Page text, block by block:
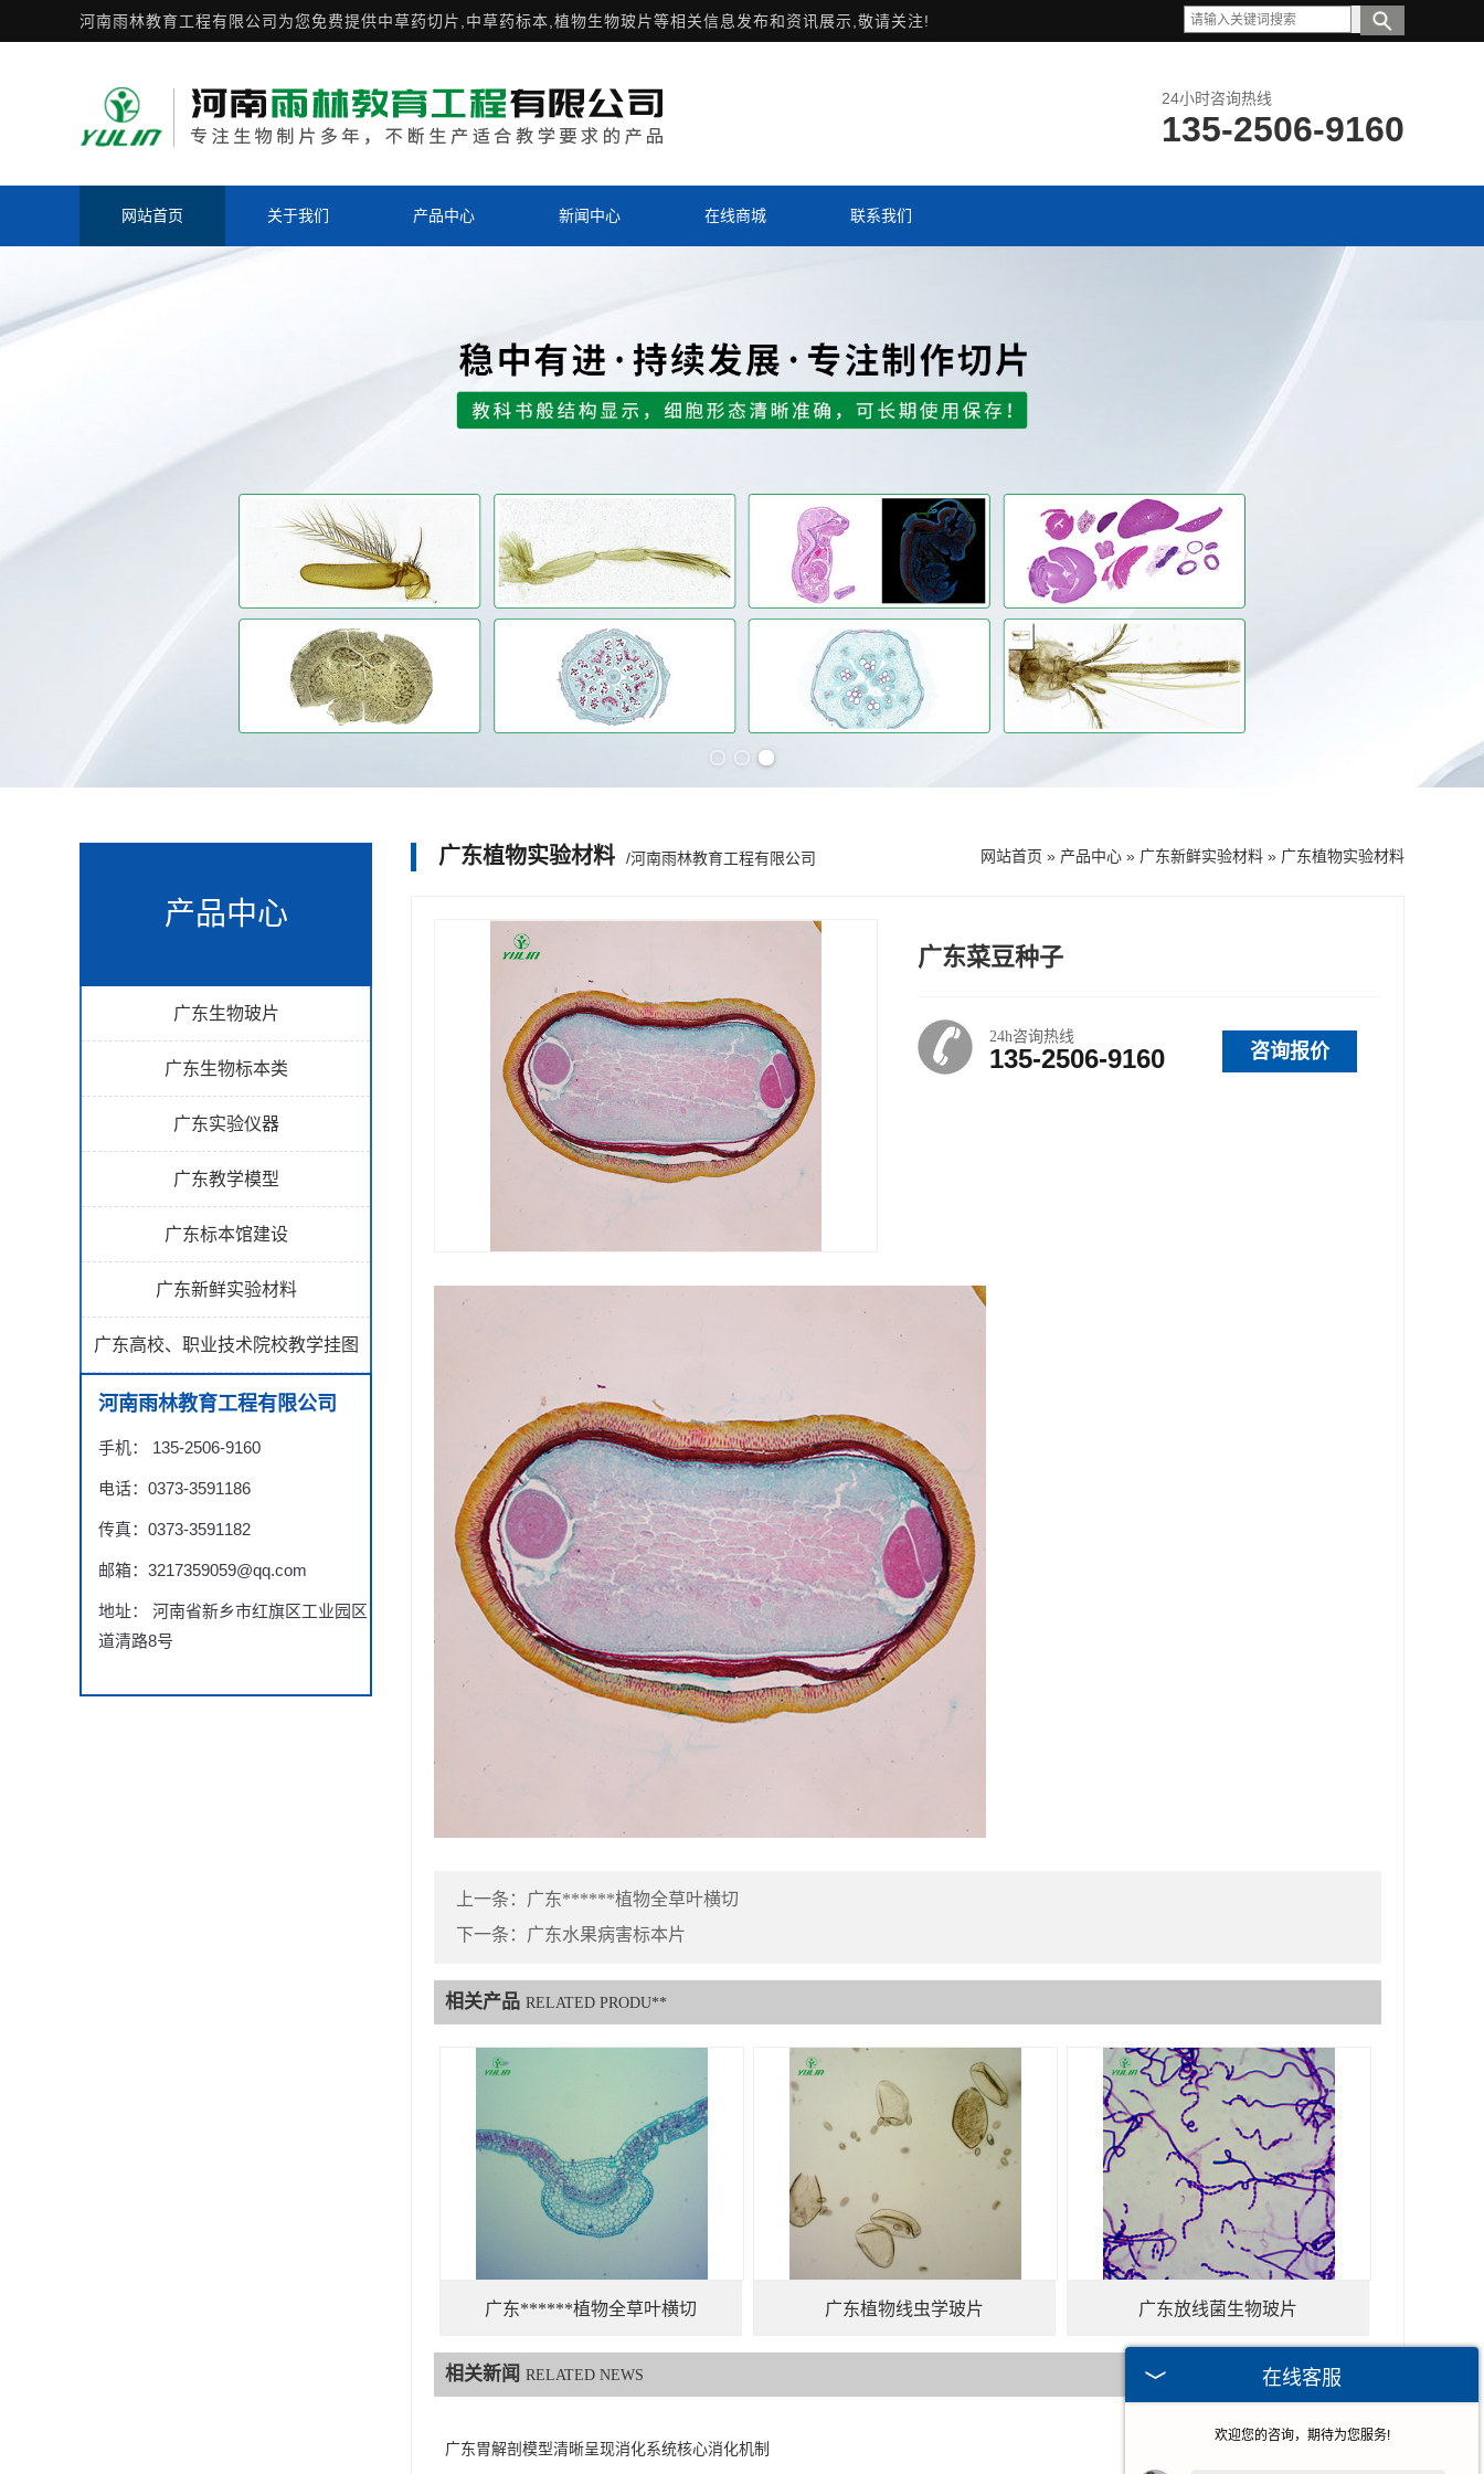
河南雨林教育工程有限公司为您免费提供中草药切片 ,中草药标本,植物生物玻片等相关信息发布和资讯展示,敬请关注!
24小时咨询热线
135-2506-9160
网站首页 关于我们 产品中心 新闻中心 在线商城 联系我们
产品中心
广东生物玻片
广东生物标本类
广东实验仪器
广东教学模型
广东标本馆建设
广东新鲜实验材料
广东高校、职业技术院校教学挂图
河南雨林教育工程有限公司
手机： 135-2506-9160
电话：0373-3591186
传真：0373-3591182
邮箱：3217359059@qq.com
地址： 河南省新乡市红旗区工业园区
道清路8号
广东植物实验材料 /河南雨林教育工程有限公司 网站首页 » 产品中心 » 广东新鲜实验材料 » 广东植物实验材料
广东菜豆种子
咨询报价
24h咨询热线
135-2506-9160
上一条： 广东******植物全草叶横切
下一条： 广东水果病害标本片
相关产品 RELATED PRODU**
广东******植物全草叶横切 广东植物线虫学玻片 广东放线菌生物玻片
相关新闻 RELATED NEWS
广东胃解剖模型清晰呈现消化系统核心消化机制
在线客服
欢迎您的咨询，期待为您服务!